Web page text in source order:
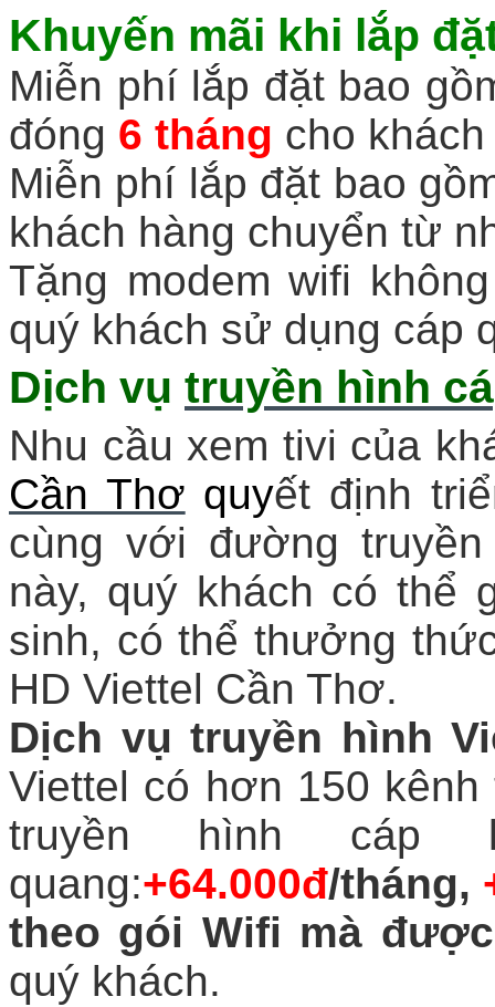
Khuyến mãi khi lắp
Miễn phí lắp đặt bao
đóng 6 tháng cho
Miễn phí lắp đặt bao
khách hàng chuyển từ
Tặng modem wifi
quý khách sử dụng cáp
Dịch vụ truyền hình
Nhu cầu xem tivi của
Cần Thơ quyết định
cùng với đường
này, quý khách có thể
sinh, có thể thưởng
HD Viettel Cần Thơ.
Dịch vụ truyền hình
Viettel có hơn 150
truyền hình cáp
quang:+64.000đ/tháng,
theo gói Wifi mà
quý khách.